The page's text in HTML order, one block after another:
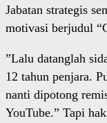
Jabatan strategis
motivasi berjudul
”Lalu datanglah
12 tahun penjara.
nanti dipotong
YouTube.” Tapi